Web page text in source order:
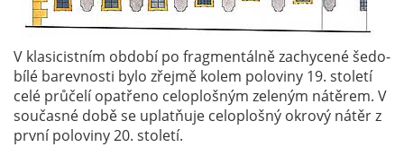
V klasicistním období po fragmentálně zachycené šedo-
bílé barevnosti bylo zřejmě kolem poloviny 19. století
celé průčelí opatřeno celoplošným zeleným nátěrem. V
současné době se uplatňuje celoplošný okrový nátěr z
první poloviny 20. století.